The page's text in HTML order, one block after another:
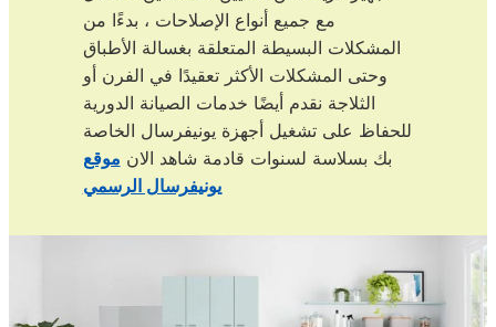
مع جميع أنواع الإصلاحات ، بدءًا من
المشكلات البسيطة المتعلقة بغسالة الأطباق
وحتى المشكلات الأكثر تعقيدًا في الفرن أو
الثلاجة نقدم أيضًا خدمات الصيانة الدورية
للحفاظ على تشغيل أجهزة يونيفرسال الخاصة
بك بسلاسة لسنوات قادمة شاهد الان موقع
يونيفرسال الرسمي